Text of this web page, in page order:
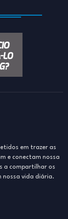
em trazer as
e conectam nossa
a compartilhar os
nossa vida diária.